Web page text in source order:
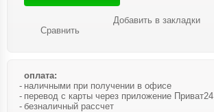
Сравнить
Добавить в закладки
оплата:
наличными при получении в офисе
перевод с карты через приложение Приват24
безналичный рассчет